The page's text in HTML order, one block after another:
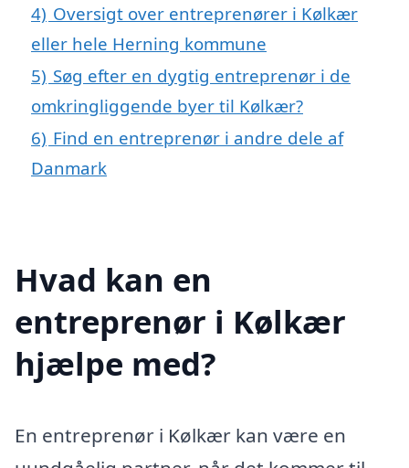
4) Oversigt over entreprenører i Kølkær
eller hele Herning kommune
5) Søg efter en dygtig entreprenør i de
omkringliggende byer til Kølkær?
6) Find en entreprenør i andre dele af
Danmark
Hvad kan en
entreprenør i Kølkær
hjælpe med?
En entreprenør i Kølkær kan være en